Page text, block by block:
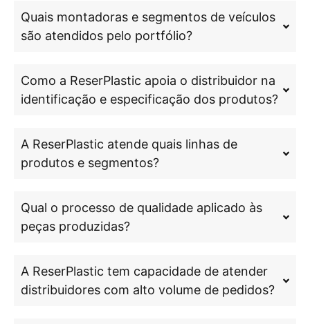
Quais montadoras e segmentos de veículos
são atendidos pelo portfólio?
Como a ReserPlastic apoia o distribuidor na
identificação e especificação dos produtos?
A ReserPlastic atende quais linhas de
produtos e segmentos?
Qual o processo de qualidade aplicado às
peças produzidas?
A ReserPlastic tem capacidade de atender
distribuidores com alto volume de pedidos?